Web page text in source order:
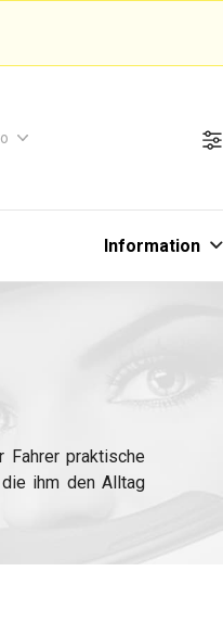
Information
Fahrer praktische
ihm den Alltag
einen Anfänger,
zu finden.